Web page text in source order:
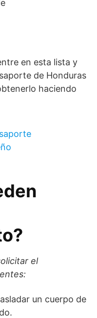
en esta lista y
de Honduras
haciendo
el
un cuerpo de